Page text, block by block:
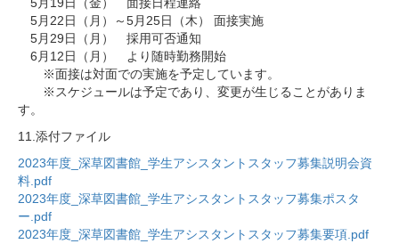
5月22日（月）～5月25日（木） 面接実施
5月29日（月） 採用可否通知
6月12日（月） より随時勤務開始
※面接は対面での実施を予定しています。
※スケジュールは予定であり、変更が生じることがありま
す。
11.添付ファイル
2023年度_深草図書館_学生アシスタントスタッフ募集説明会資
料.pdf
2023年度_深草図書館_学生アシスタントスタッフ募集ポスタ
ー.pdf
2023年度_深草図書館_学生アシスタントスタッフ募集要項.pdf